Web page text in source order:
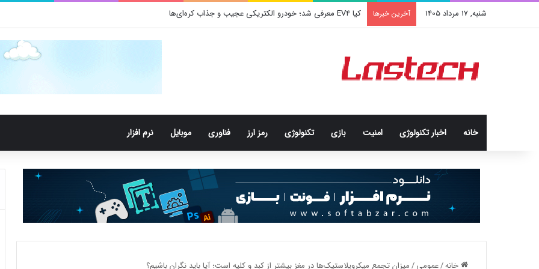
شنبه, 17 مرداد 1405 آخرین خبرها کشف جدید دانشمندان: برخی باکتری‌های دهان می‌توانند خطر ابتلا به آلزایمر را افزایش دهند
خانه اخبار تکنولوژی امنيت بازی تکنولوژی رمز ارز فناوری موبایل نرم افزار
خانه/عمومی/میزان تجمع میکروپلاستیک‌ها در مغز بیشتر از کبد و کلیه است؛ آیا باید نگران باشیم؟